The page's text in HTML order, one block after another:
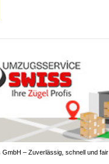
– Zuverlässig, schnell und fair